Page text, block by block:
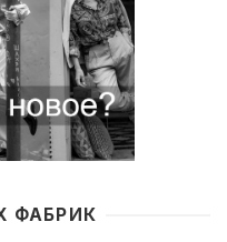
ФАБРИК